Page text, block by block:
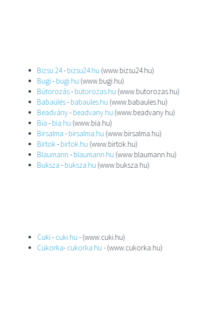
Bizsu 24- bizsu24.hu (www.bizsu24.hu)
Bugi- bugi.hu (www.bugi.hu)
Bútorozás- butorozas.hu (www.butorozas.hu)
Babaülés- babaules.hu (www.babaules.hu)
Beadvány- beadvany.hu (www.beadvany.hu)
Bia - bia.hu (www.bia.hu)
Birsalma - birsalma.hu (www.birsalma.hu)
Birtok- birtok.hu (www.birtok.hu)
Blaumann - blaumann.hu (www.blaumann.hu)
Buksza - buksza.hu (www.buksza.hu)
Cuki- cuki.hu - (www.cuki.hu)
Cukorka- cukorka.hu - (www.cukorka.hu)